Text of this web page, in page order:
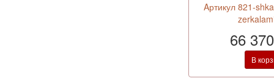
Aртикул 821-
66
В